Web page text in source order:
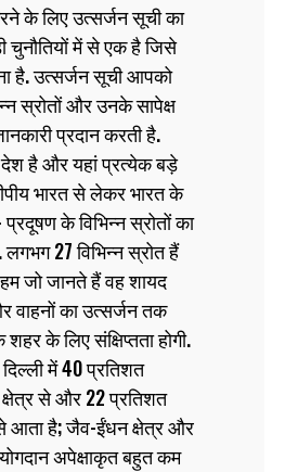
के लिए उत्सर्जन सूची का
चुनौतियों में से एक है जिसे
है. उत्सर्जन सूची आपको
स्रोतों और उनके सापेक्ष
प्रदान करती है.
देश है और यहां प्रत्येक बड़े
भारत से लेकर भारत के
के विभिन्न स्रोतों का
27 विभिन्न स्रोत हैं
जो जानते हैं वह शायद
का उत्सर्जन तक
के लिए संक्षिप्तता होगी.
में 40 प्रतिशत
से और 22 प्रतिशत
आता है; जैव-ईंधन क्षेत्र और
अपेक्षाकृत बहुत कम